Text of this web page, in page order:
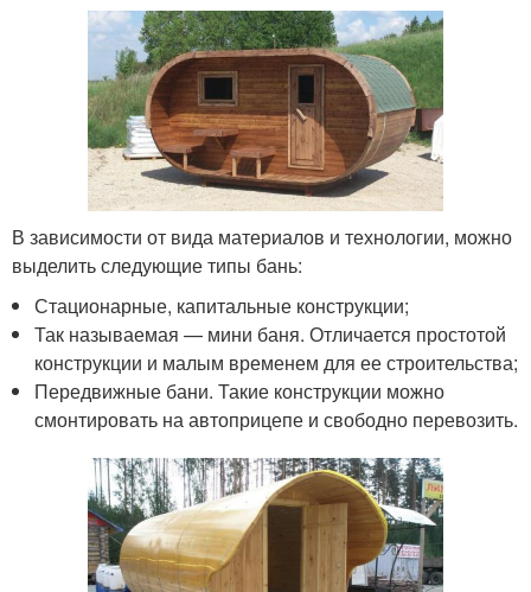
В зависимости от вида материалов и технологии, можно
выделить следующие типы бань:
Стационарные, капитальные конструкции;
Так называемая — мини баня. Отличается простотой
конструкции и малым временем для ее строительства;
Передвижные бани. Такие конструкции можно
смонтировать на автоприцепе и свободно перевозить.